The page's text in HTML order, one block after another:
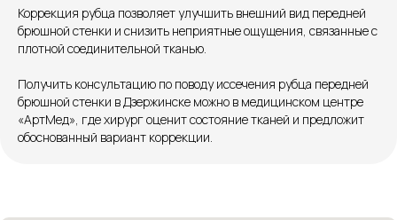
Коррекция рубца позволяет улучшить внешний вид передней
брюшной стенки и снизить неприятные ощущения, связанные с
плотной соединительной тканью.
Получить консультацию по поводу иссечения рубца передней
брюшной стенки в Дзержинске можно в медицинском центре
«АртМед», где хирург оценит состояние тканей и предложит
обоснованный вариант коррекции.
Сб. — с 08:00 до 18:00
Вс. — с 08:00 до 15:00
Розыгрыши и актуальные новости
в нашей официальной группе Вконтакте
Подписывайся